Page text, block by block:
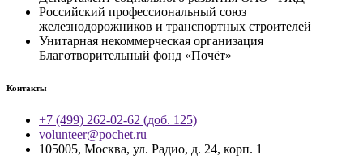
Российский профессиональный союз
железнодорожников и транспортных строителей
Унитарная некоммерческая организация
Благотворительный фонд «Почёт»
Контакты
+7 (499) 262-02-62 (доб. 125)
volunteer@pochet.ru
105005, Москва, ул. Радио, д. 24, корп. 1